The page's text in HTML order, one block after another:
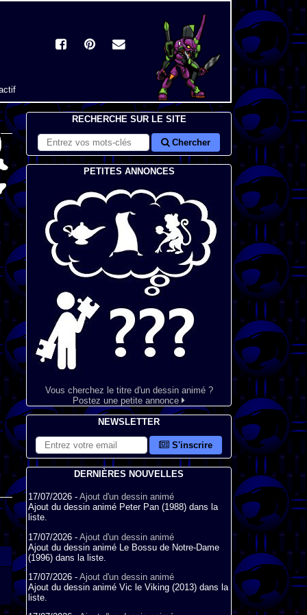
RECHERCHE SUR LE SITE
Chercher
PETITES ANNONCES
Vous cherchez le titre d'un dessin animé ?
Postez une petite annonce
NEWSLETTER
S'inscrire
DERNIÈRES NOUVELLES
17/07/2026 - Ajout d'un dessin animé
Ajout du dessin animé Peter Pan (1988) dans la
liste.
17/07/2026 - Ajout d'un dessin animé
Ajout du dessin animé Le Bossu de Notre-Dame
(1996) dans la liste.
17/07/2026 - Ajout d'un dessin animé
Ajout du dessin animé Vic le Viking (2013) dans la
liste.